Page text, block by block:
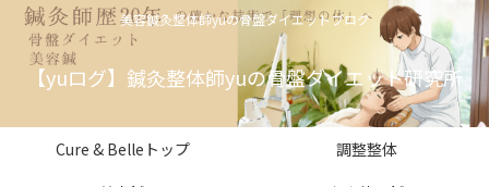
美容鍼灸整体師yuの骨盤ダイエットブログ
【yuログ】鍼灸整体師yuの骨盤ダイエット研究所
Cure & Belleトップ
調整整体